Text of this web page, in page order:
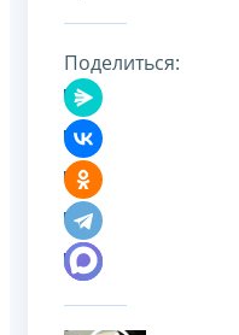
Поделиться: